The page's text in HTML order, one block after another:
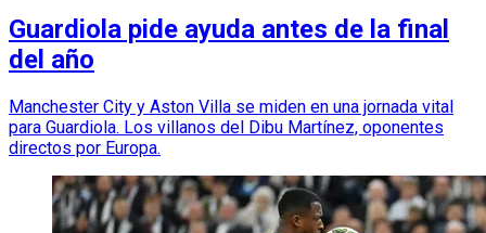
Guardiola pide ayuda antes de la final
del año
Manchester City y Aston Villa se miden en una jornada vital
para Guardiola. Los villanos del Dibu Martínez, oponentes
directos por Europa.